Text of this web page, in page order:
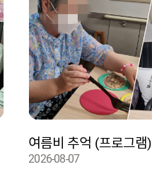
여름비 추억 (프로그램)
2026-08-07